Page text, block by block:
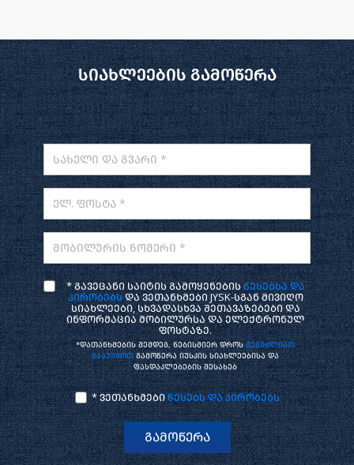
სიახლეების გამოწერა
სახელი და გვარი *
ელ. ფოსტა *
მობილურის ნომერი *
* გავეცანი საიტის გამოყენებისწესებსა და
პირობებსდა ვეთანხმები JYSK-სგან მივიღო
სიახლეები, სხვადასხვა შეთავაზებები და
ინფორმაცია მობილურსა და ელექტრონულ
ფოსტაზე.
*დათანხმების შემდეგ, ნებისმიერ დროს შეგიძლიათ
გააუქმოთგამოწერა იუსკის სიახლეებისა და
ფასდაკლებების შესახებ
* ვეთანხმები წესებს და პირობებს
გამოწერა